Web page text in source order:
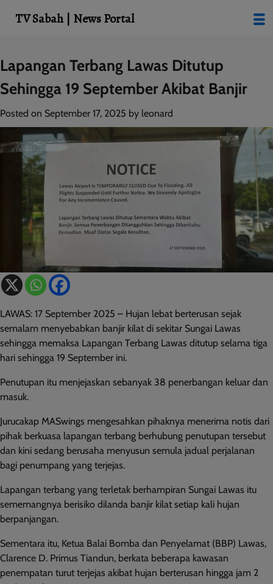
Skip
to
content
Lapangan Terbang Lawas Ditutup
Sehingga 19 September Akibat Banjir
Posted on September 17, 2025 by leonard
LAWAS: 17 September 2025 – Hujan lebat berterusan sejak
semalam menyebabkan banjir kilat di sekitar Sungai Lawas
sehingga memaksa Lapangan Terbang Lawas ditutup selama tiga
hari sehingga 19 September ini.
Penutupan itu menjejaskan sebanyak 38 penerbangan keluar dan
masuk.
Jurucakap MASwings mengesahkan pihaknya menerima notis dari
pihak berkuasa lapangan terbang berhubung penutupan tersebut
dan kini sedang berusaha menyusun semula jadual perjalanan
bagi penumpang yang terjejas.
Lapangan terbang yang terletak berhampiran Sungai Lawas itu
sememangnya berisiko dilanda banjir kilat setiap kali hujan
berpanjangan.
Sementara itu, Ketua Balai Bomba dan Penyelamat (BBP) Lawas,
Clarence D. Primus Tiandun, berkata beberapa kawasan
penempatan turut terjejas akibat hujan berterusan hingga jam 2
TV Sabah | News Portal